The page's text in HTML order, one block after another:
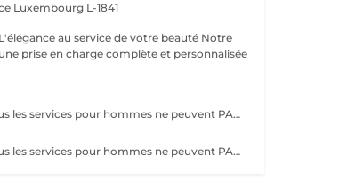
Luxembourg L-1841
prise en charge complète et personnalisée
Veuillez noter que tous les services pour hommes ne peuvent PAS être réservés en ligne. Merci d'appeler ou de passer pour réserver ces derniers. Quiconque ne respecte pas cela et réserve un service pour femme à la place ou utilise le compte d'une femme pour bloquer du temps pour le service d'un homme sera bloqué de toutes les réservations futures.
Veuillez noter que tous les services pour hommes ne peuvent PAS être réservés en ligne. Merci d'appeler ou de passer pour réserver ces derniers. Quiconque ne respecte pas cela et réserve un service pour femme à la place ou utilise le compte d'une femme pour bloquer du temps pour le service d'un homme sera bloqué de toutes les réservations futures.